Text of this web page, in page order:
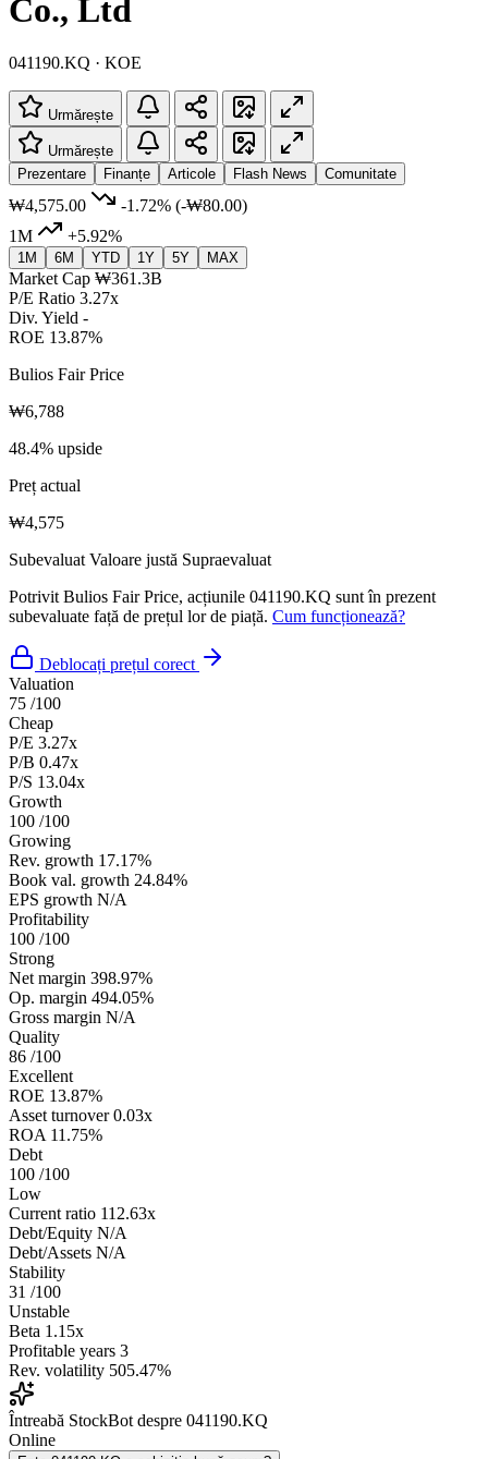
Co., Ltd
041190.KQ · KOE
Urmărește
Urmărește
Prezentare
Finanțe Articole Flash News Comunitate
₩4,575.00 -1.72% (-₩80.00)
1M
+5.92%
1M 6M YTD 1Y 5Y MAX
Market Cap ₩361.3B
P/E Ratio 3.27x
Div. Yield -
ROE 13.87%
Bulios Fair Price
₩6,788
48.4% upside
Preț actual
₩4,575
Subevaluat Valoare justă Supraevaluat
Potrivit Bulios Fair Price, acțiunile 041190.KQ sunt în prezent
subevaluate față de prețul lor de piață. Cum funcționează?
Deblocați prețul corect
Valuation
75 /100
Cheap
P/E 3.27x
P/B 0.47x
P/S 13.04x
Growth
100 /100
Growing
Rev. growth 17.17%
Book val. growth 24.84%
EPS growth N/A
Profitability
100 /100
Strong
Net margin 398.97%
Op. margin 494.05%
Gross margin N/A
Quality
86 /100
Excellent
ROE 13.87%
Asset turnover 0.03x
ROA 11.75%
Debt
100 /100
Low
Current ratio 112.63x
Debt/Equity N/A
Debt/Assets N/A
Stability
31 /100
Unstable
Beta 1.15x
Profitable years 3
Rev. volatility 505.47%
Întreabă StockBot despre 041190.KQ
Online